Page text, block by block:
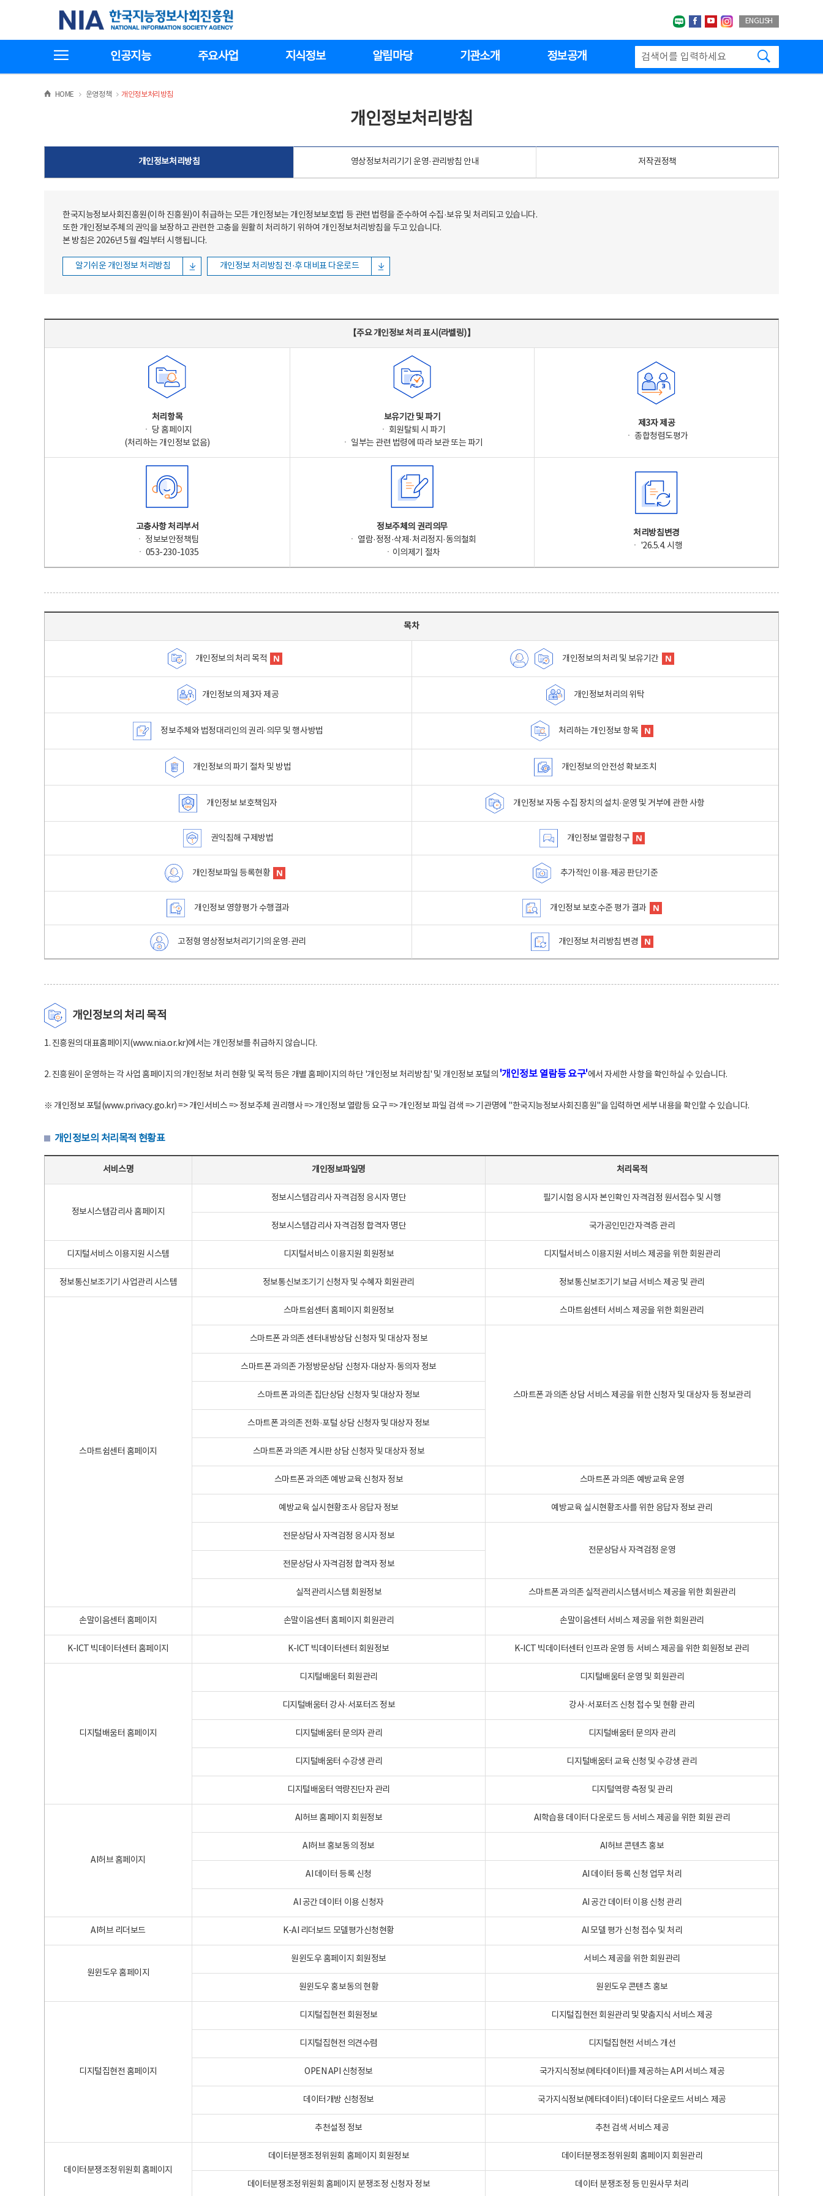
한국지능정보사회진흥원
네이버블로그
페이스북
유투브인스타그랩
ENGLISH
인공지능 주요사업 지식정보 알림마당 기관소개 정보공개
HOME >운영정책 >
개인정보처리방침
개인정보처리방침
개인정보처리방침 영상정보처리기기 운영·관리방침 안내 저작권정책
한국지능정보사회진흥원(이하 진흥원)이 취급하는 모든 개인정보는 개인정보보호법 등 관련 법령을 준수하여 수집·보유 및 처리되고 있습니다.
또한 개인정보주체의 권익을 보장하고 관련한 고충을 원활히 처리하기 위하여 개인정보처리방침을 두고 있습니다.
본 방침은 2026년 5월 4일부터 시행됩니다.
알기쉬운 개인정보 처리방침 개인정보 처리방침 전·후 대비표 다운로드
【주요 개인정보 처리 표시(라벨링)】
처리항목
ㆍ 당 홈페이지
(처리하는 개인정보 없음)
보유기간 및 파기
ㆍ 회원탈퇴 시 파기
ㆍ 일부는 관련 법령에 따라 보관 또는 파기
제3자 제공
ㆍ 종합청렴도평가
고충사항 처리부서
ㆍ 정보보안정책팀
ㆍ 053-230-1035
정보주체의 권리의무
ㆍ 열람·정정·삭제·처리정지·동의철회
ㆍ이의제기 절차
처리방침변경
ㆍ '26.5.4. 시행
목차
개인정보의 처리 목적 개인정보의 처리 및 보유기간
개인정보의 제3자 제공 개인정보처리의 위탁
정보주체와 법정대리인의 권리·의무 및 행사방법 처리하는 개인정보 항목
개인정보의 파기 절차 및 방법 개인정보의 안전성 확보조치
개인정보 보호책임자 개인정보 자동 수집 장치의 설치·운영 및 거부에 관한 사항
권익침해 구제방법 개인정보 열람청구
개인정보파일 등록현황 추가적인 이용·제공 판단기준
개인정보 영향평가 수행결과 개인정보 보호수준 평가 결과
고정형 영상정보처리기기의 운영·관리 개인정보 처리방침 변경
개인정보의 처리 목적
1. 진흥원의 대표홈페이지(www.nia.or.kr)에서는 개인정보를 취급하지 않습니다.
2. 진흥원이 운영하는 각 사업 홈페이지의 개인정보 처리 현황 및 목적 등은 개별 홈페이지의 하단 '개인정보 처리방침' 및 개인정보 포털의 '개인정보 열람등 요구'에서 자세한 사항을 확인하실 수 있습니다.
※ 개인정보 포털(www.privacy.go.kr) => 개인서비스 => 정보주체 권리행사 => 개인정보 열람등 요구 => 개인정보 파일 검색 => 기관명에 "한국지능정보사회진흥원"을 입력하면 세부 내용을 확인할 수 있습니다.
개인정보의 처리목적 현황표
서비스명 개인정보파일명 처리목적
정보시스템감리사 홈페이지
정보시스템감리사 자격검정 응시자 명단 필기시험 응시자 본인확인 자격검정 원서접수 및 시행
정보시스템감리사 자격검정 합격자 명단 국가공인민간자격증 관리
디지털서비스 이용지원 시스템 디지털서비스 이용지원 회원정보 디지털서비스 이용지원 서비스 제공을 위한 회원관리
정보통신보조기기 사업관리 시스템 정보통신보조기기 신청자 및 수혜자 회원관리 정보통신보조기기 보급 서비스 제공 및 관리
스마트쉼센터 홈페이지
스마트쉼센터 홈페이지 회원정보 스마트쉼센터 서비스 제공을 위한 회원관리
스마트폰 과의존 센터내방상담 신청자 및 대상자 정보
스마트폰 과의존 상담 서비스 제공을 위한 신청자 및 대상자 등 정보관리
스마트폰 과의존 가정방문상담 신청자·대상자·동의자 정보
스마트폰 과의존 집단상담 신청자 및 대상자 정보
스마트폰 과의존 전화·포털 상담 신청자 및 대상자 정보
스마트폰 과의존 게시판 상담 신청자 및 대상자 정보
스마트폰 과의존 예방교육 신청자 정보 스마트폰 과의존 예방교육 운영
예방교육 실시현황조사 응답자 정보 예방교육 실시현황조사를 위한 응답자 정보 관리
전문상담사 자격검정 응시자 정보
전문상담사 자격검정 운영
전문상담사 자격검정 합격자 정보
실적관리시스템 회원정보 스마트폰 과의존 실적관리시스템서비스 제공을 위한 회원관리
손말이음센터 홈페이지 손말이음센터 홈페이지 회원관리 손말이음센터 서비스 제공을 위한 회원관리
K-ICT 빅데이터센터 홈페이지 K-ICT 빅데이터센터 회원정보 K-ICT 빅데이터센터 인프라 운영 등 서비스 제공을 위한 회원정보 관리
디지털배움터 홈페이지
디지털배움터 회원관리 디지털배움터 운영 및 회원관리
디지털배움터 강사·서포터즈 정보 강사·서포터즈 신청 접수 및 현황 관리
디지털배움터 문의자 관리 디지털배움터 문의자 관리
디지털배움터 수강생 관리 디지털배움터 교육 신청 및 수강생 관리
디지털배움터 역량진단자 관리 디지털역량 측정 및 관리
AI허브 홈페이지
AI허브 홈페이지 회원정보 AI학습용 데이터 다운로드 등 서비스 제공을 위한 회원 관리
AI허브 홍보동의 정보 AI허브 콘텐츠 홍보
AI 데이터 등록 신청 AI 데이터 등록 신청 업무 처리
AI 공간 데이터 이용 신청자 AI 공간 데이터 이용 신청 관리
AI허브 리더보드 K-AI 리더보드 모델평가신청현황 AI 모델 평가 신청 접수 및 처리
원윈도우 홈페이지
원윈도우 홈페이지 회원정보 서비스 제공을 위한 회원관리
원윈도우 홍보동의 현황 원윈도우 콘텐츠 홍보
디지털집현전 홈페이지
디지털집현전 회원정보 디지털집현전 회원관리 및 맞춤지식 서비스 제공
디지털집현전 의견수렴 디지털집현전 서비스 개선
OPEN API 신청정보 국가지식정보(메타데이터)를 제공하는 API 서비스 제공
데이터개방 신청정보 국가지식정보(메타데이터) 데이터 다운로드 서비스 제공
추천설정 정보 추천 검색 서비스 제공
데이터분쟁조정위원회 홈페이지
데이터분쟁조정위원회 홈페이지 회원정보 데이터분쟁조정위원회 홈페이지 회원관리
데이터분쟁조정위원회 홈페이지 분쟁조정 신청자 정보 데이터 분쟁조정 등 민원사무 처리